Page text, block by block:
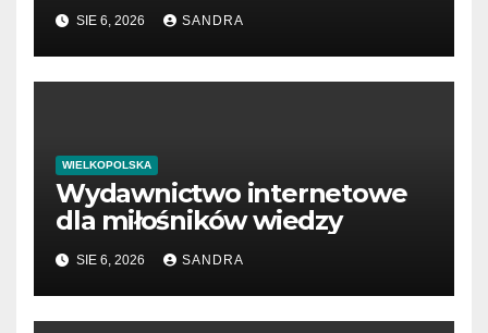
menedżerów
SIE 6, 2026 SANDRA
WIELKOPOLSKA
Wydawnictwo internetowe
dla miłośników wiedzy
SIE 6, 2026 SANDRA